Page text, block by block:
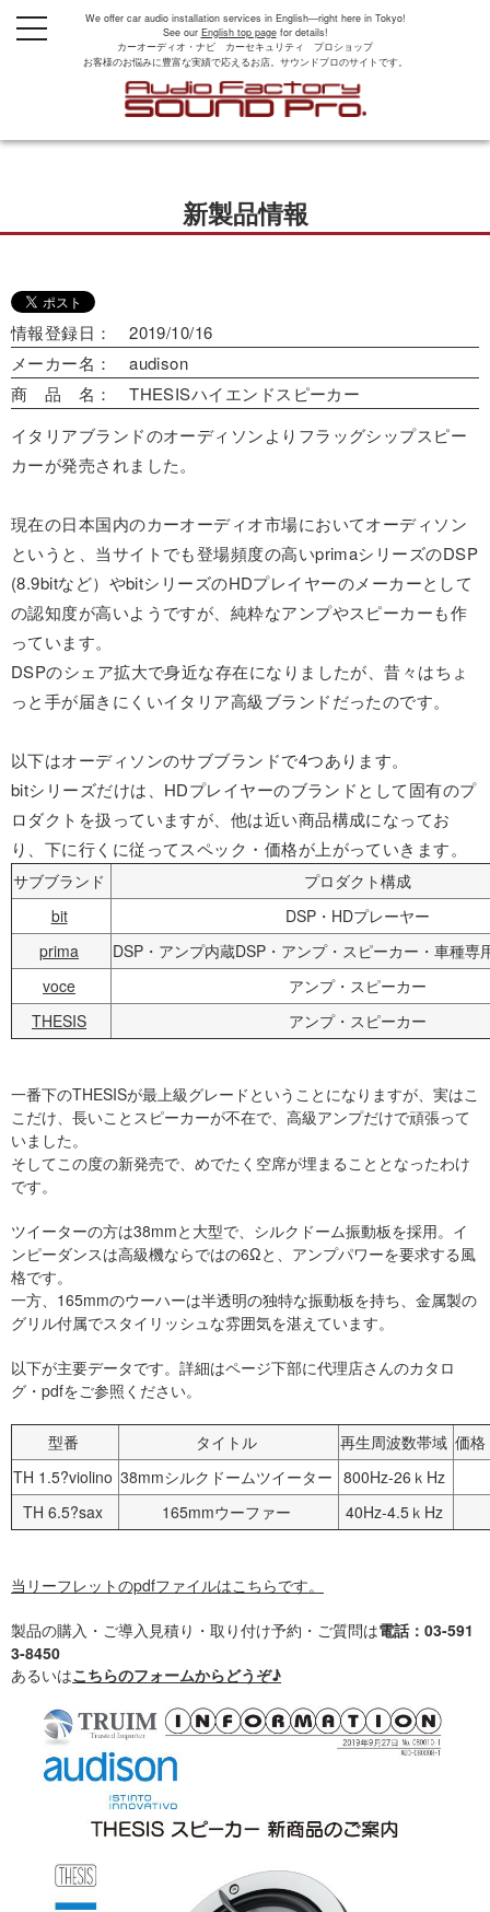
We offer car audio installation services in English—right here in Tokyo!
See our English top pagefor details!
カーオーディオ・ナビ カーセキュリティ プロショップ
お客様のお悩みに豊富な実績で応えるお店。サウンドプロのサイトです。
t
o
a
i
新製品情報
情報登録日： 2019/10/16
メーカー名： audison
商 品 名： THESISハイエンドスピーカー
イタリアブランドのオーディソンよりフラッグシップスピー
カーが発売されました。
現在の日本国内のカーオーディオ市場においてオーディソン
というと、当サイトでも登場頻度の高いprimaシリーズのDSP
(8.9bitなど）やbitシリーズのHDプレイヤーのメーカーとして
の認知度が高いようですが、純粋なアンプやスピーカーも作
っています。
DSPのシェア拡大で身近な存在になりましたが、昔々はちょ
っと手が届きにくいイタリア高級ブランドだったのです。
以下はオーディソンのサブブランドで4つあります。
bitシリーズだけは、HDプレイヤーのブランドとして固有のプ
ロダクトを扱っていますが、他は近い商品構成になってお
り、下に行くに従ってスペック・価格が上がっていきます。
サブブランド
プロダクト構成
bit
DSP・HDプレーヤー
prima
DSP・アンプ内蔵DSP・アンプ・スピーカー・車種専
voce
アンプ・スピーカー
THESIS
アンプ・スピーカー
一番下のTHESISが最上級グレードということになりますが、実はこ
こだけ、長いことスピーカーが不在で、高級アンプだけで頑張って
いました。
そしてこの度の新発売で、めでたく空席が埋まることとなったわけ
です。
ツイーターの方は38mmと大型で、シルクドーム振動板を採用。イ
ンピーダンスは高級機ならではの6Ωと、アンプパワーを要求する風
格です。
一方、165mmのウーハーは半透明の独特な振動板を持ち、金属製の
グリル付属でスタイリッシュな雰囲気を湛えています。
以下が主要データです。詳細はページ下部に代理店さんのカタロ
グ・pdfをご参照ください。
型番 タイトル 再生周波数帯域 価格
TH 1.5?violino 38mmシルクドームツイーター 800Hz-26ｋHz
TH 6.5?sax
165mmウーファー 40Hz-4.5ｋHz
当リーフレットのpdfファイルはこちらです。
製品の購入・ご導入見積り・取り付け予約・ご質問は電話：03-591
3-8450
あるいはこちらのフォームからどうぞ♪